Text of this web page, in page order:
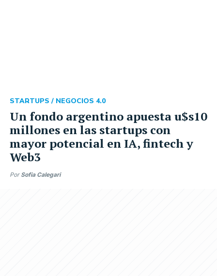
Un fondo argentino apuesta u$s10
millones en las startups con
mayor potencial en IA, fintech y
Web3
STARTUPS / NEGOCIOS 4.0
Por Sofia Calegari